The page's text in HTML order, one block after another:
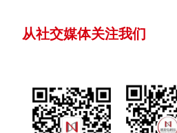
从社交媒体关注我们